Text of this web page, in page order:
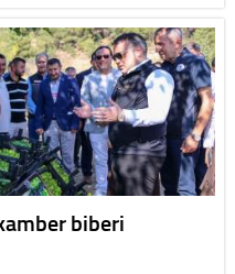
biberi